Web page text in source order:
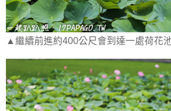
▲繼續前進約400公尺會到達一處荷花